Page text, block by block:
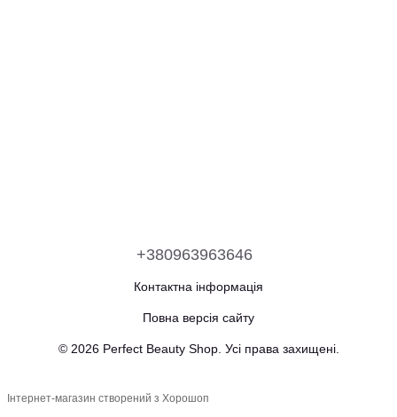
+380963963646
Контактна інформація
Повна версія сайту
© 2026 Perfect Beauty Shop. Усі права захищені.
Інтернет-магазин створений з Хорошоп